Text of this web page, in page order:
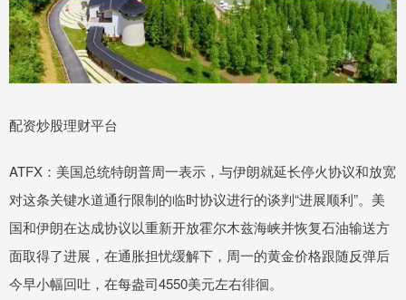
配资炒股理财平台
ATFX：美国总统特朗普周一表示，与伊朗就延长停火协议和放宽
对这条关键水道通行限制的临时协议进行的谈判“进展顺利”。美
国和伊朗在达成协议以重新开放霍尔木兹海峡并恢复石油输送方
面取得了进展，在通胀担忧缓解下，周一的黄金价格跟随反弹后
今早小幅回吐，在每盎司4550美元左右徘徊。